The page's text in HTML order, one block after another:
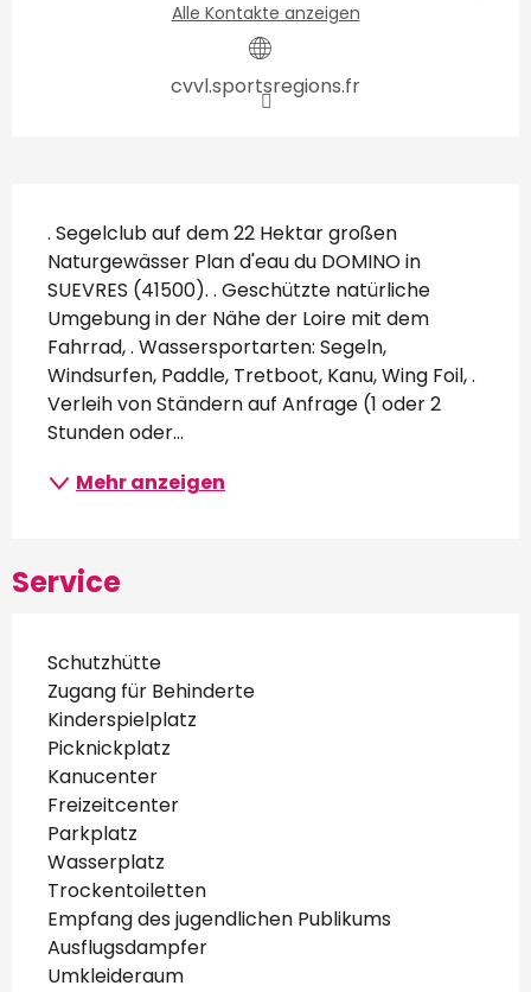
Alle Kontakte anzeigen
cvvl.sportsregions.fr
Beschreibung
. Segelclub auf dem 22 Hektar großen
Naturgewässer Plan d'eau du DOMINO in
SUEVRES (41500). . Geschützte natürliche
Umgebung in der Nähe der Loire mit dem
Fahrrad, . Wassersportarten: Segeln,
Windsurfen, Paddle, Tretboot, Kanu, Wing Foil, .
Verleih von Ständern auf Anfrage (1 oder 2
Stunden oder...
Mehr anzeigen
Service
Schutzhütte
Zugang für Behinderte
Kinderspielplatz
Picknickplatz
Kanucenter
Freizeitcenter
Parkplatz
Wasserplatz
Trockentoiletten
Empfang des jugendlichen Publikums
Ausflugsdampfer
Umkleideraum